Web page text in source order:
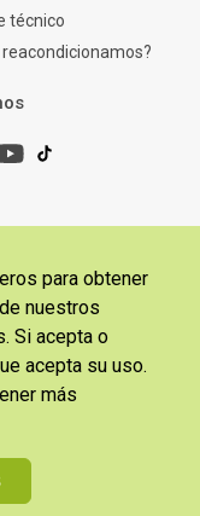
técnico
reacondicionamos?
por¿Necesitas
para obtener
nuestros
Si acepta o
acepta su uso.
más